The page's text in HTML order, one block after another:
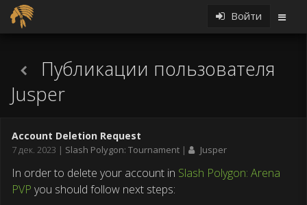
Войти
Публикации пользователя
Jusper
Account Deletion Request
Дата
7 дек. 2023 Slash Polygon: Tournament Jusper
In order to delete your account in Slash Polygon: Arena
PVP you should follow next steps: